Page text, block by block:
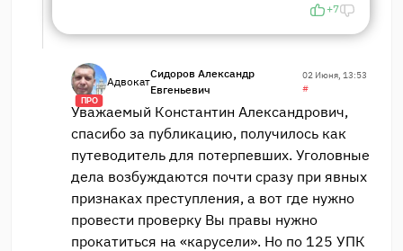
+7
ПРО
Адвокат
Сидоров Александр
Евгеньевич
02 Июня, 13:53
#
Уважаемый Константин Александрович,
спасибо за публикацию, получилось как
путеводитель для потерпевших. Уголовные
дела возбуждаются почти сразу при явных
признаках преступления, а вот где нужно
провести проверку Вы правы нужно
прокатиться на «карусели». Но по 125 УПК